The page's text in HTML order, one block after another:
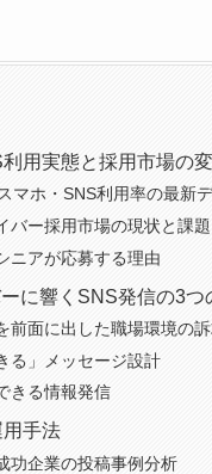
用実態と採用市場の
マホ・SNS利用率の最新
バー採用市場の現状と課題
ニアが応募する理由
に響くSNS発信の3つ
前面に出した職場環境の
る」メッセージ設計
きる情報発信
手法
功企業の投稿事例分析